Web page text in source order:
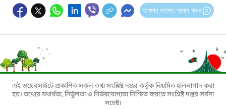
আপনার মতামত প্রদান করুন
এই ওয়েবসাইটে প্রকাশিত সকল তথ্য সংশ্লিষ্ট দপ্তর কর্তৃক নিয়মিত হালনাগাদ করা
হয়। তথ্যের যথার্থতা, নির্ভুলতা ও নির্ভরযোগ্যতা নিশ্চিত করতে সংশ্লিষ্ট দপ্তর সর্বদা
সচেষ্ট।